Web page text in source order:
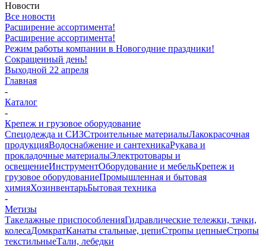
Новости
Все новости
Расширение ассортимента!
Расширение ассортимента!
Режим работы компании в Новогодние праздники!
Сокращенный день!
Выходной 22 апреля
Главная
-
Каталог
-
Крепеж и грузовое оборудование
Спецодежда и СИЗСтроительные материалыЛакокрасочная
продукцияВодоснабжение и сантехникаРукава и
прокладочные материалыЭлектротовары и
освещениеИнструментОборудование и мебельКрепеж и
грузовое оборудованиеПромышленная и бытовая
химияХозинвентарьБытовая техника
-
Метизы
Такелажные приспособленияГидравлические тележки, тачки,
колесаДомкратКанаты стальные, цепиСтропы цепныеСтропы
текстильныеТали, лебедки